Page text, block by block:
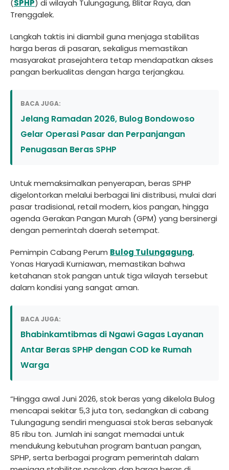
(SPHP) di wilayah Tulungagung, Blitar Raya, dan
Trenggalek.
Langkah taktis ini diambil guna menjaga stabilitas
harga beras di pasaran, sekaligus memastikan
masyarakat prasejahtera tetap mendapatkan akses
pangan berkualitas dengan harga terjangkau.
BACA JUGA:
Jelang Ramadan 2026, Bulog Bondowoso
Gelar Operasi Pasar dan Perpanjangan
Penugasan Beras SPHP
Untuk memaksimalkan penyerapan, beras SPHP
digelontorkan melalui berbagai lini distribusi, mulai dari
pasar tradisional, retail modern, kios pangan, hingga
agenda Gerakan Pangan Murah (GPM) yang bersinergi
dengan pemerintah daerah setempat.
Pemimpin Cabang Perum Bulog Tulungagung,
Yonas Haryadi Kurniawan, memastikan bahwa
ketahanan stok pangan untuk tiga wilayah tersebut
dalam kondisi yang sangat aman.
BACA JUGA:
Bhabinkamtibmas di Ngawi Gagas Layanan
Antar Beras SPHP dengan COD ke Rumah
Warga
“Hingga awal Juni 2026, stok beras yang dikelola Bulog
mencapai sekitar 5,3 juta ton, sedangkan di cabang
Tulungagung sendiri menguasai stok beras sebanyak
85 ribu ton. Jumlah ini sangat memadai untuk
mendukung kebutuhan program bantuan pangan,
SPHP, serta berbagai program pemerintah dalam